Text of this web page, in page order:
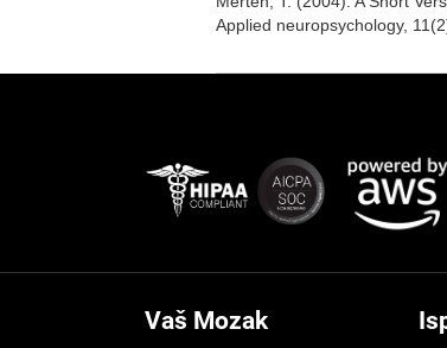
Applied neuropsychology,
Vaš Mozak